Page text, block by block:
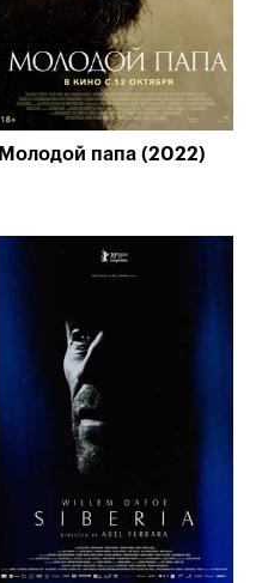
Молодой папа (2022)